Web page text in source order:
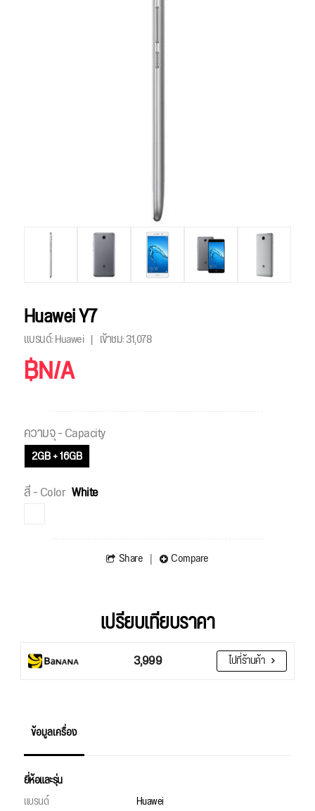
Huawei Y7
แบรนด์: Huawei เข้าชม:31,078
฿N/A
ความจุ - Capacity
2GB + 16GB
สี - Color White
Share Compare
เปรียบเทียบราคา
3,999 ไปที่ร้านค้า
ข้อมูลเครื่อง
ยี่ห้อและรุ่น
แบรนด์
Huawei